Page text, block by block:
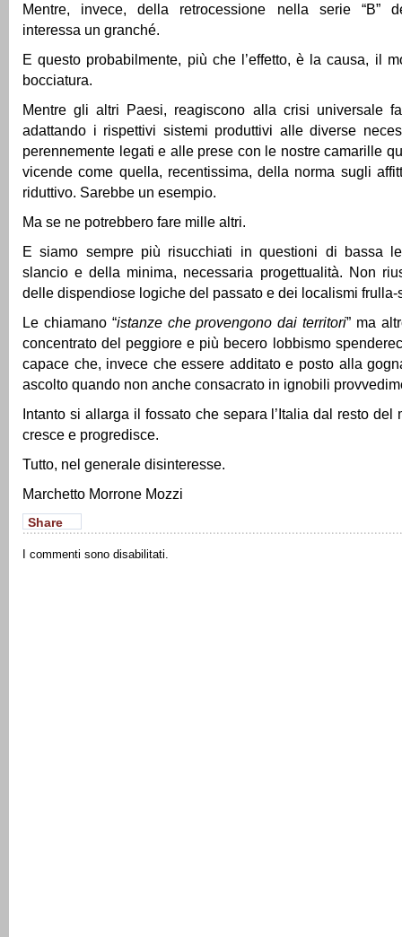
Mentre, invece, della retrocessione nella serie “B”
interessa un granché.
E questo probabilmente, più che l’effetto, è la causa, il
bocciatura.
Mentre gli altri Paesi, reagiscono alla crisi universale
adattando i rispettivi sistemi produttivi alle diverse
perennemente legati e alle prese con le nostre camarille
vicende come quella, recentissima, della norma sugli
riduttivo. Sarebbe un esempio.
Ma se ne potrebbero fare mille altri.
E siamo sempre più risucchiati in questioni di bassa
slancio e della minima, necessaria progettualità. Non
delle dispendiose logiche del passato e dei localismi frulla-
Le chiamano “istanze che provengono dai territori” ma
concentrato del peggiore e più becero lobbismo
capace che, invece che essere additato e posto alla
ascolto quando non anche consacrato in ignobili
Intanto si allarga il fossato che separa l’Italia dal resto del
cresce e progredisce.
Tutto, nel generale disinteresse.
Marchetto Morrone Mozzi
Share
I commenti sono disabilitati.